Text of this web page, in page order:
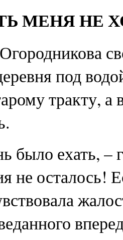
МЕНЯ НЕ
под
тракту, а
было ехать, –
не осталось!